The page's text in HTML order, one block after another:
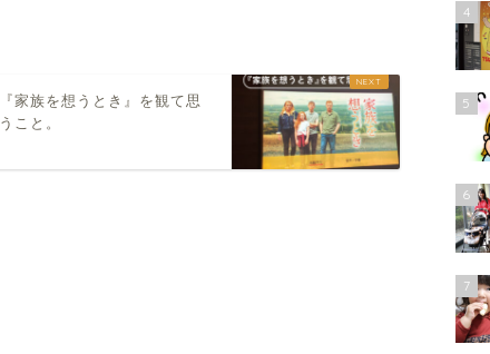
『家族を想うとき』を観て思
うこと。
4
5
6
7